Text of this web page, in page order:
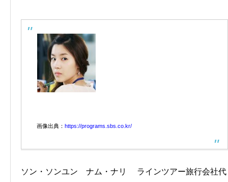
画像出典： https://programs.sbs.co.kr/
ソン・ソンユン ナム・ナリ ラインツアー旅行会社代